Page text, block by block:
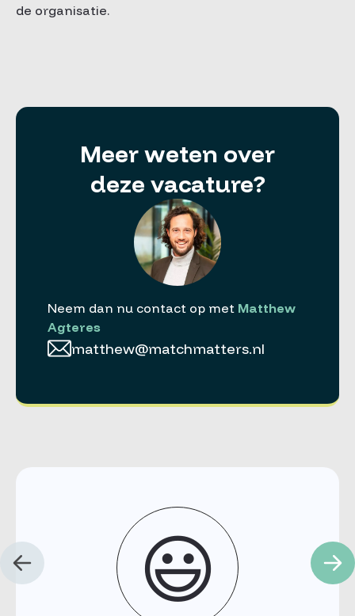
de organisatie.
Meer weten over
deze vacature?
Neem dan nu contact op met Matthew
Agteres
matthew@matchmatters.nl
😃